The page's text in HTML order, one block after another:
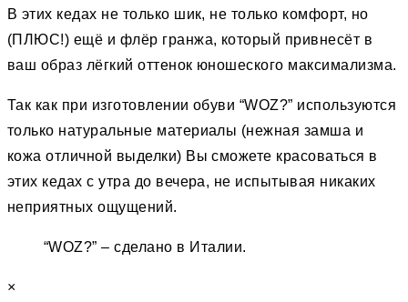
В этих кедах не только шик, не только комфорт, но
(ПЛЮС!) ещё и флёр гранжа, который привнесёт в
ваш образ лёгкий оттенок юношеского максимализма.
Так как при изготовлении обуви “WOZ?” используются
только натуральные материалы (нежная замша и
кожа отличной выделки) Вы сможете красоваться в
этих кедах с утра до вечера, не испытывая никаких
неприятных ощущений.
“WOZ?” – сделано в Италии.
×